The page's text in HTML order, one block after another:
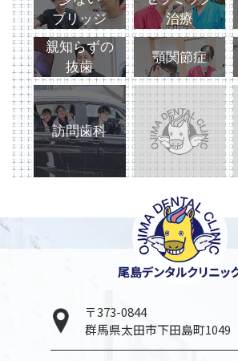
ブリッジ
治療
親知らずの
抜歯
顎関節症
訪問歯科
〒373-0844
群馬県太田市下田島町1049